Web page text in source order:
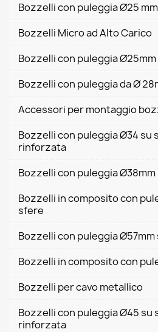
Bozzelli con puleggia Ø25 mm
Bozzelli Micro ad Alto Carico
Bozzelli con puleggia
Bozzelli con puleggia da Ø
Accessori per montaggio
Bozzelli con puleggia Ø34 su
rinforzata
Bozzelli con puleggia
Bozzelli in composito con
sfere
Bozzelli con puleggia
Bozzelli in composito con
Bozzelli per cavo metallico
Bozzelli con puleggia Ø45 su
rinforzata